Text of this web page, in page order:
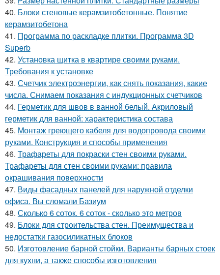
40. Блоки стеновые керамзитобетонные. Понятие
керамзитобетона
41. Программа по раскладке плитки. Программа 3D
Superb
42. Установка щитка в квартире своими руками.
Требования к установке
43. Счетчик электроэнергии, как снять показания, какие
числа. Снимаем показания с индукционных счетчиков
44. Герметик для швов в ванной белый. Акриловый
герметик для ванной: характеристика состава
45. Монтаж греющего кабеля для водопровода своими
руками. Конструкция и способы применения
46. Трафареты для покраски стен своими руками.
Трафареты для стен своими руками: правила
окрашивания поверхности
47. Виды фасадных панелей для наружной отделки
офиса. Вы сломали Базиум
48. Сколько 6 соток. 6 соток - сколько это метров
49. Блоки для строительства стен. Преимущества и
недостатки газосиликатных блоков
50. Изготовление барной стойки. Варианты барных стоек
для кухни, а также способы изготовления